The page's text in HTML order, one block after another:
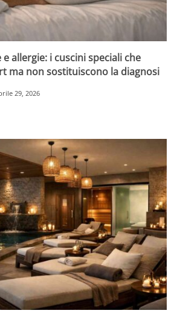
allergie: i cuscini speciali che
ma non sostituiscono la diagnosi
29, 2026